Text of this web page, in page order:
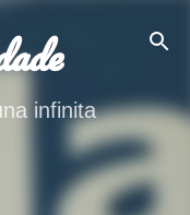
infinita